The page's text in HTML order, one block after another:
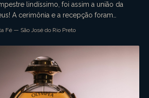
lindíssimo, foi assim a união da
A cerimônia e a recepção foram
Fé — São José do Rio Preto